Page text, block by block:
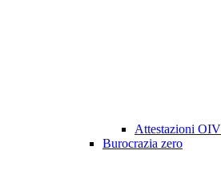
Attestazioni
Burocrazia zero